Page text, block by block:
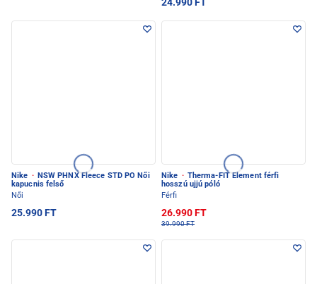
24.990 FT
Nike · NSW PHNX Fleece STD PO Női
kapucnis felső
Női
25.990 FT
Nike · Therma-FIT Element férfi
hosszú ujjú póló
Férfi
26.990 FT
39.990 FT